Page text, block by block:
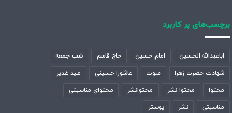
برچسب‌های پر کاربرد
اباعبدالله الحسین امام حسین حاج قاسم شب جمعه
شهادت حضرت زهرا صوت عاشورا حسینی عید غدیر
محتوا محتوا نشر محتوانشر محتوای مناسبتی
مناسبتی نشر پوستر